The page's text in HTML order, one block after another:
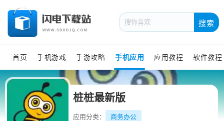
搜索
首页 手机游戏 手游攻略 手机应用 应用教程 软件教程
桩桩最新版
应用分类：
商务办公